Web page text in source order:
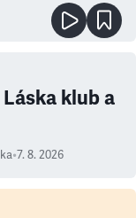
klub a
•7. 8. 2026